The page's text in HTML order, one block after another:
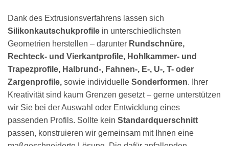
Dank des Extrusionsverfahrens lassen sich
Silikonkautschukprofile in unterschiedlichsten
Geometrien herstellen – darunter Rundschnüre,
Rechteck- und Vierkantprofile, Hohlkammer- und
Trapezprofile, Halbrund-, Fahnen-, E-, U-, T- oder
Zargenprofile, sowie individuelle Sonderformen. Ihrer
Kreativität sind kaum Grenzen gesetzt – gerne unterstützen
wir Sie bei der Auswahl oder Entwicklung eines
passenden Profils. Sollte kein Standardquerschnitt
passen, konstruieren wir gemeinsam mit Ihnen eine